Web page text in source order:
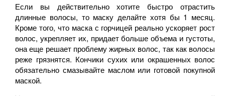
Если вы действительно хотите быстро отрастить
длинные волосы, то маску делайте хотя бы 1 месяц.
Кроме того, что маска с горчицей реально ускоряет рост
волос, укрепляет их, придает больше объема и густоты,
она еще решает проблему жирных волос, так как волосы
реже грязнятся. Кончики сухих или окрашенных волос
обязательно смазывайте маслом или готовой покупной
маской.